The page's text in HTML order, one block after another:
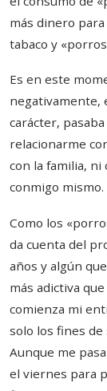
más dinero
tabaco y
Es en este
negativamente,
carácter,
relacionarme
con la familia, ni
conmigo mismo.
Como los
da cuenta del
años y algún
más adictiva
comienza mi
solo los fines de
Aunque me
el viernes para